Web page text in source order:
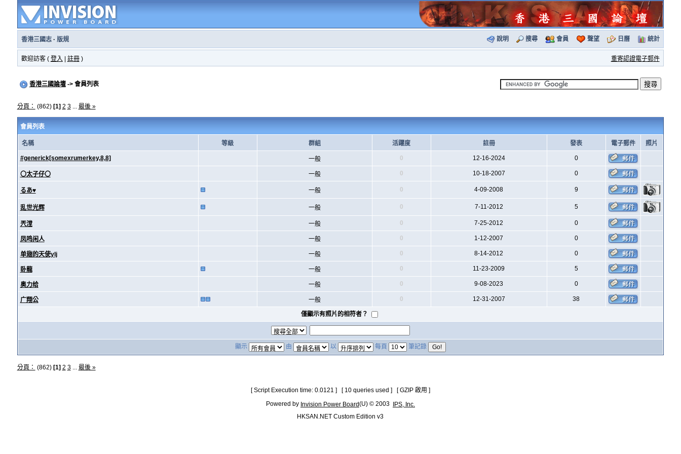
香港三國志· 版規 說明 搜尋 會員 聲望 日曆 統計
歡迎訪客 ( 登入 註冊) 重寄認證電子郵件
香港三國論壇-> 會員列表
分頁： (862) [1] 2 3... 最後 »
會員列表
名稱 等級 群組 活躍度 註冊 發表 電子郵件 照片
#generick[somexrumerkey,8,8] 一般 0 12-16-2024 0
〇太子仔〇 一般 0 10-18-2007 0
るあ♥ 一般 0 4-09-2008 9
乱世光辉 一般 0 7-11-2012 5
兲漟 一般 0 7-25-2012 0
凤鸣闲人 一般 0 1-12-2007 0
单翅的天使ylj 一般 0 8-14-2012 0
卧龍 一般 0 11-23-2009 5
奥力给 一般 0 9-08-2023 0
广翔公 一般 0 12-31-2007 38
僅顯示有照片的相符者？
顯示 由 以 每頁 筆記錄
分頁： (862) [1] 2 3... 最後 »
[ Script Execution time: 0.0121 ] [ 10 queries used ] [ GZIP 啟用 ]
Powered by Invision Power Board(U) © 2003
IPS, Inc.
HKSAN.NET Custom Edition v3